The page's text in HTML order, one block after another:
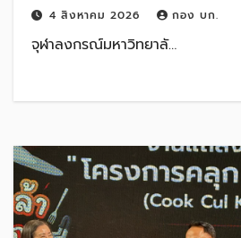
เมืองสามัญด้าน “อาหาร–พื้
เศรษฐกิจสร้างสรรค์
4 สิงหาคม 2026 กอง บก.
จุฬาลงกรณ์มหาวิทยาลั…